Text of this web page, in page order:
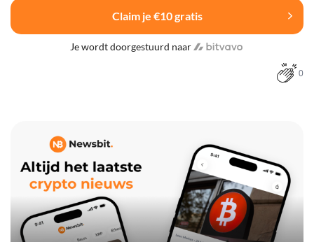
Claim je €10 gratis
Je wordt doorgestuurd naar
0